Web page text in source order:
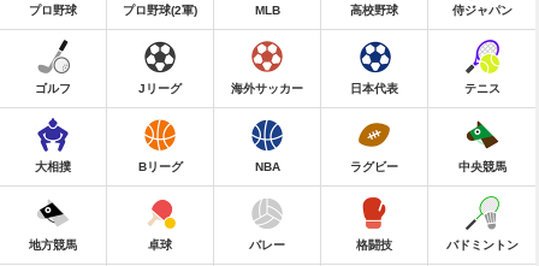
プロ野球 プロ野球(2軍) MLB 高校野球 侍ジャパン
ゴルフ Jリーグ 海外サッカー 日本代表 テニス
大相撲 Bリーグ NBA ラグビー 中央競馬
地方競馬 卓球 バレー 格闘技 バドミントン